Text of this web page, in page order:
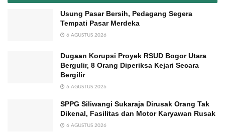
Usung Pasar Bersih, Pedagang Segera
Tempati Pasar Merdeka
6 AGUSTUS 2026
Dugaan Korupsi Proyek RSUD Bogor Utara
Bergulir, 8 Orang Diperiksa Kejari Secara
Bergilir
6 AGUSTUS 2026
SPPG Siliwangi Sukaraja Dirusak Orang Tak
Dikenal, Fasilitas dan Motor Karyawan Rusak
6 AGUSTUS 2026